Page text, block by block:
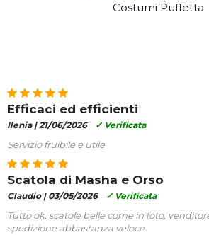
Costumi Puffetta
Efficaci ed efficienti
Ilenia |21/06/2026 ✓ Verificata
Servizio fruibile e utile
Scatola di Masha e Orso
Claudio | 03/05/2026 ✓ Verificata
Tutto ok, scatole belle come in foto,
spedizione abbastanza veloce